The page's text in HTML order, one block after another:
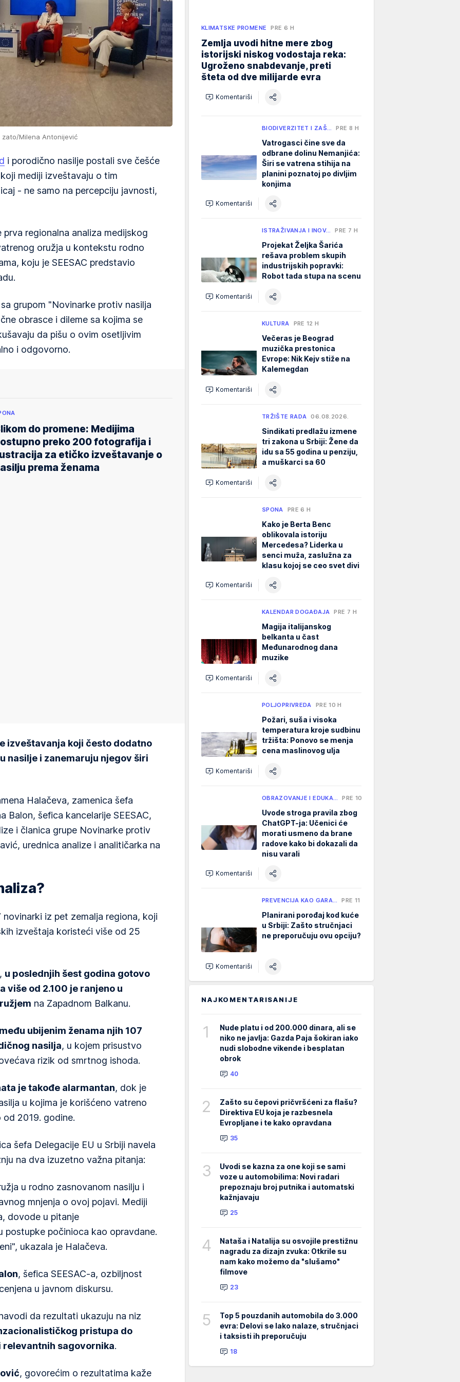
zato/Milena Antonijević
i porodično nasilje postali sve češće
mediji izveštavaju o tim
- ne samo na percepciju javnosti,
regionalna analiza medijskog
oružja u kontekstu rodno
koju je SEESAC predstavio
grupom "Novinarke protiv nasilja
obrasce i dileme sa kojima se
da pišu o ovim osetljivim
i odgovorno.
do promene: Medijima
preko 200 fotografija i
za etičko izveštavanje o
prema ženama
izveštavanja koji često dodatno
nasilje i zanemaruju njegov širi
Halačeva, zamenica šefa
Balon, šefica kancelarije SEESAC,
i članica grupe Novinarke protiv
urednica analize i analitičarka na
iz pet zemalja regiona, koji
izveštaja koristeći više od 25
u poslednjih šest godina gotovo
a više od 2.100 je ranjeno u
na Zapadnom Balkanu.
ubijenim ženama njih 107
nasilja, u kojem prisustvo
rizik od smrtnog ishoda.
je takođe alarmantan, dok je
u kojima je korišćeno vatreno
2019. godine.
šefa Delegacije EU u Srbiji navela
na dva izuzetno važna pitanja:
u rodno zasnovanom nasilju i
mnjenja o ovoj pojavi. Mediji
dovode u pitanje
počinioca kao opravdane.
ukazala je Halačeva.
, šefica SEESAC-a, ozbiljnost
u javnom diskursu.
da rezultati ukazuju na niz
pristupa do
sagovornika.
, govorećim o rezultatima kaže
KLIMATSKE PROMENE PRE 6 H
Zemlja uvodi hitne mere zbog
istorijski niskog vodostaja reka:
Ugroženo snabdevanje, preti
šteta od dve milijarde evra
Komentariši
BIODIVERZITET I ZAŠ… PRE 8 H
Vatrogasci čine sve da
odbrane dolinu Nemanjića:
Širi se vatrena stihija na
planini poznatoj po divljim
konjima
Komentariši
ISTRAŽIVANJA I INOV… PRE 7 H
Projekat Željka Šarića
rešava problem skupih
industrijskih popravki:
Robot tada stupa na scenu
Komentariši
KULTURA PRE 12 H
Večeras je Beograd
muzička prestonica
Evrope: Nik Kejv stiže na
Kalemegdan
Komentariši
TRŽIŠTE RADA 06.08.2026.
Sindikati predlažu izmene
tri zakona u Srbiji: Žene da
idu sa 55 godina u penziju,
a muškarci sa 60
Komentariši
SPONA PRE 6 H
Kako je Berta Benc
oblikovala istoriju
Mercedesa? Liderka u
senci muža, zaslužna za
klasu kojoj se ceo svet divi
Komentariši
KALENDAR DOGAĐAJA PRE 7 H
Magija italijanskog
belkanta u čast
Međunarodnog dana
muzike
Komentariši
POLJOPRIVREDA PRE 10 H
Požari, suša i visoka
temperatura kroje sudbinu
tržišta: Ponovo se menja
cena maslinovog ulja
Komentariši
OBRAZOVANJE I EDUKA… PRE 10 H
Uvode stroga pravila zbog
ChatGPT-ja: Učenici će
morati usmeno da brane
radove kako bi dokazali da
nisu varali
Komentariši
PREVENCIJA KAO GARA… PRE 11 H
Planirani porođaj kod kuće
u Srbiji: Zašto stručnjaci
ne preporučuju ovu opciju?
Komentariši
NAJKOMENTARISANIJE
1
Nude platu i od 200.000 dinara, ali se
niko ne javlja: Gazda Paja šokiran iako
nudi slobodne vikende i besplatan
obrok
40
2
Zašto su čepovi pričvršćeni za flašu?
Direktiva EU koja je razbesnela
Evropljane i te kako opravdana
35
3
Uvodi se kazna za one koji se sami
voze u automobilima: Novi radari
prepoznaju broj putnika i automatski
kažnjavaju
25
4
Nataša i Natalija su osvojile prestižnu
nagradu za dizajn zvuka: Otkrile su
nam kako možemo da "slušamo"
filmove
23
5
Top 5 pouzdanih automobila do 3.000
evra: Delovi se lako nalaze, stručnjaci
i taksisti ih preporučuju
18